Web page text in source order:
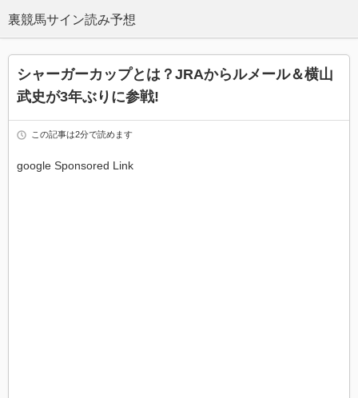
シャーガーカップとは？JRAからルメール＆横山
武史が3年ぶりに参戦!
この記事は2分で読めます
google Sponsored Link